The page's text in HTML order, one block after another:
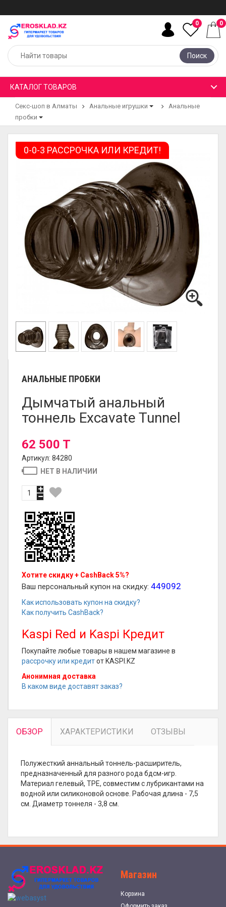
Поиск
0 0
КАТАЛОГ ТОВАРОВ
Секс-шоп в Алматы Анальные игрушки
Анальные
пробки
0-0-3 РАССРОЧКА ИЛИ КРЕДИТ!
АНАЛЬНЫЕ ПРОБКИ
Дымчатый анальный
тоннель Excavate Tunnel
62 500 T
Артикул: 84280
НЕТ В НАЛИЧИИ
Хотите скидку + CashBack 5%?
Ваш персональный купон на скидку: 449092
Как использовать купон на скидку?
Как получить CashBack?
Kaspi Red и Kaspi Кредит
Покупайте любые товары в нашем магазине в
рассрочку или кредитот KASPI.KZ
Анонимная доставка
В каком виде доставят заказ?
ОБЗОР ХАРАКТЕРИСТИКИ ОТЗЫВЫ
Полужесткий аннальный тоннель-расширитель,
предназначенный для разного рода бдсм-игр.
Материал гелевый, TPE, совместим с лубрикантами на
водной или силиконовой основе. Рабочая длина - 7,5
см. Диаметр тоннеля - 3,8 см.
Магазин
Корзина